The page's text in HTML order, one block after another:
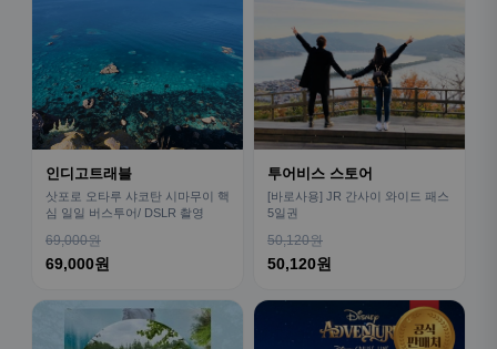
인디고트래블
삿포로 오타루 샤코탄 시마무이 핵
심 일일 버스투어/ DSLR 촬영
69,000원
69,000원
투어비스 스토어
[바로사용] JR 간사이 와이드 패스
5일권
50,120원
50,120원